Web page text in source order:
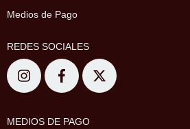
Medios de Pago
REDES SOCIALES
MEDIOS DE PAGO